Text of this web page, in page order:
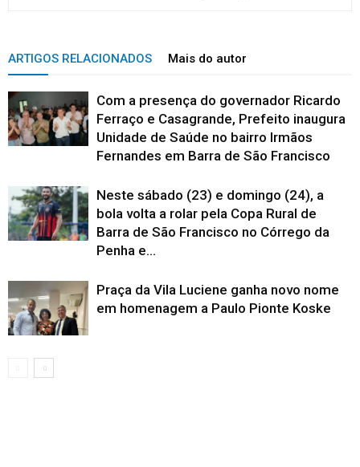
ARTIGOS RELACIONADOS Mais do autor
Com a presença do governador Ricardo
Ferraço e Casagrande, Prefeito inaugura
Unidade de Saúde no bairro Irmãos
Fernandes em Barra de São Francisco
Neste sábado (23) e domingo (24), a
bola volta a rolar pela Copa Rural de
Barra de São Francisco no Córrego da
Penha e...
Praça da Vila Luciene ganha novo nome
em homenagem a Paulo Pionte Koske